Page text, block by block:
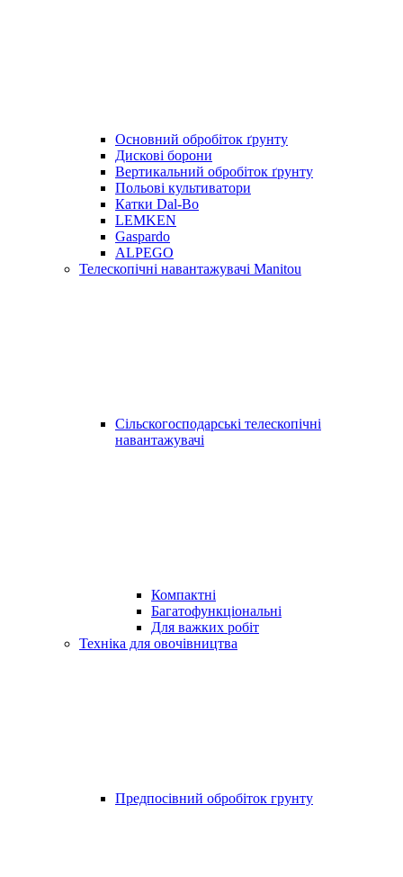
Основний обробіток ґрунту
Дискові борони
Вертикальний обробіток ґрунту
Польові культиватори
Катки Dal-Bo
LEMKEN
Gaspardo
ALPEGO
Телескопічні навантажувачі Manitou
Сільскогосподарські телескопічні
навантажувачі
Компактні
Багатофункціональні
Для важких робіт
Техніка для овочівництва
Предпосівний обробіток грунту